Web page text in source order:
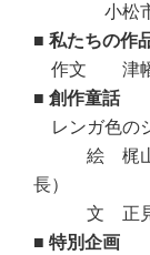
小松
■ 私たちの作
作文 津幡
■ 創作童話
レンガ色
絵 梶
長）
文 正
■ 特別企画